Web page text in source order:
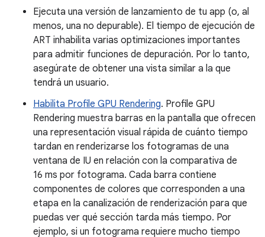
Ejecuta una versión de lanzamiento de tu app (o, al
menos, una no depurable). El tiempo de ejecución de
ART inhabilita varias optimizaciones importantes
para admitir funciones de depuración. Por lo tanto,
asegúrate de obtener una vista similar a la que
tendrá un usuario.
Habilita Profile GPU Rendering. Profile GPU
Rendering muestra barras en la pantalla que ofrecen
una representación visual rápida de cuánto tiempo
tardan en renderizarse los fotogramas de una
ventana de IU en relación con la comparativa de
16 ms por fotograma. Cada barra contiene
componentes de colores que corresponden a una
etapa en la canalización de renderización para que
puedas ver qué sección tarda más tiempo. Por
ejemplo, si un fotograma requiere mucho tiempo